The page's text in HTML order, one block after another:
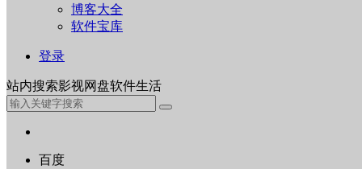
博客大全
软件宝库
登录
站内搜索影视网盘软件生活
百度